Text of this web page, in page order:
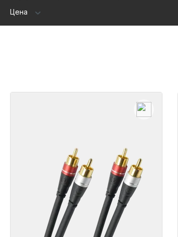
Цена